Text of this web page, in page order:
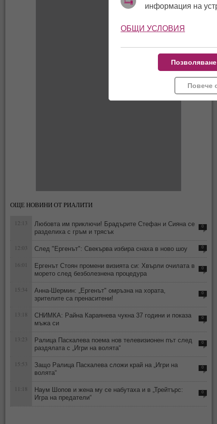
ОЩЕ НОВИНИ ОТ РИАЛИТИ
12:13
Любовта им приключи! Брадърите Стефан и Сияна се
разделиха с гръм и трясък
0
12:03 След "Ергенът": Свекърва избира снаха в ново шоу 0
16:01
Ергенът Стоян промени визията си: Хвърли очилата в
морето след безболезнена процедура
0
15:34
Анна-Шермин: „Ергенът" омръзна на хората,
зрителите са пренаситени!
0
13:18
СНИМКА: Райна Караянева чукна 37 години и показа
мъжа си
0
13:23
Ралица Паскалева поема нов телевизионен път след
раздялата с „Игри на волята“
0
15:53
Защо Ралица Паскалева сложи край на „Игри на
волята“
0
11:18
Наум Шопов и жена му се набутаха и в „Трейтърс:
Игра на предатели“
0
информация на
ОБЩИ УСЛОВИЯ
Повече